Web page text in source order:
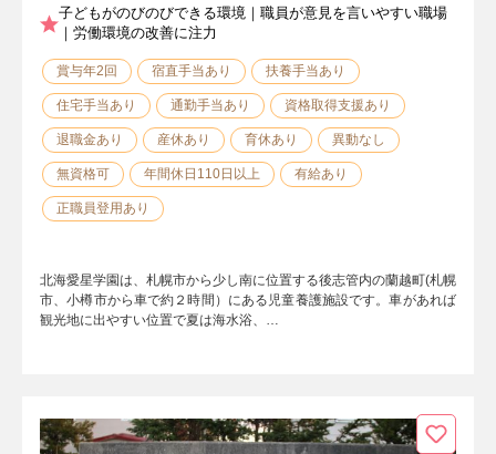
子どもがのびのびできる環境｜職員が意見を言いやすい職場
｜労働環境の改善に注力
賞与年2回 宿直手当あり 扶養手当あり
住宅手当あり 通勤手当あり 資格取得支援あり
退職金あり 産休あり 育休あり 異動なし
無資格可 年間休日110日以上 有給あり
正職員登用あり
北海愛星学園は、札幌市から少し南に位置する後志管内の蘭越町(札幌
市、小樽市から車で約２時間）にある児童養護施設です。車があれば
観光地に出やすい位置で夏は海水浴、…